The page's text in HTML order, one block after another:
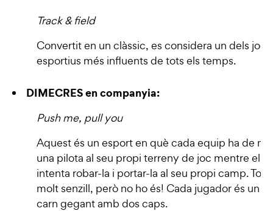
Track & field
Convertit en un clàssic, es considera un dels jocs
esportius més influents de tots els temps.
DIMECRES en companyia:
Push me, pull you
Aquest és un esport en què cada equip ha de
una pilota al seu propi terreny de joc mentre el
intenta robar-la i portar-la al seu propi camp. Tot
molt senzill, però no ho és! Cada jugador és un
carn gegant amb dos caps.